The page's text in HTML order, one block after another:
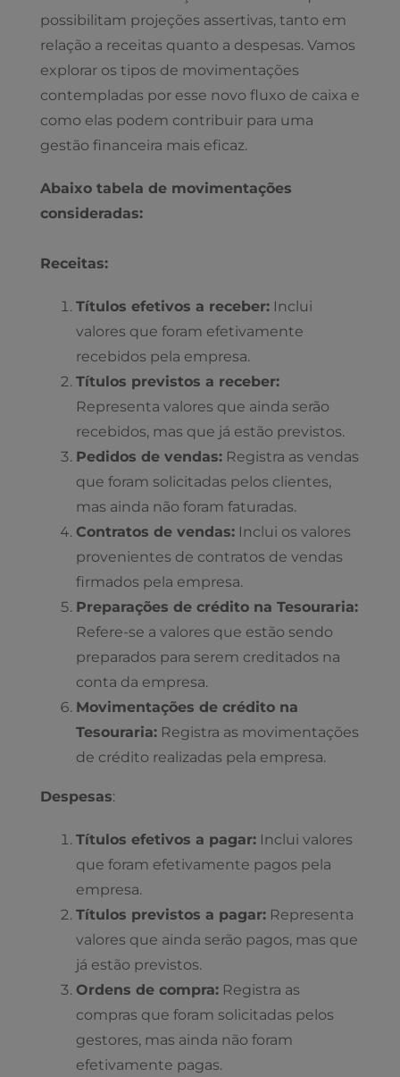
possibilitam projeções assertivas, tanto em
relação a receitas quanto a despesas. Vamos
explorar os tipos de movimentações
contempladas por esse novo fluxo de caixa e
como elas podem contribuir para uma
gestão financeira mais eficaz.
Abaixo tabela de movimentações
consideradas:
Receitas:
Títulos efetivos a receber: Inclui
valores que foram efetivamente
recebidos pela empresa.
Títulos previstos a receber:
Representa valores que ainda serão
recebidos, mas que já estão previstos.
Pedidos de vendas: Registra as vendas
que foram solicitadas pelos clientes,
mas ainda não foram faturadas.
Contratos de vendas: Inclui os valores
provenientes de contratos de vendas
firmados pela empresa.
Preparações de crédito na Tesouraria:
Refere-se a valores que estão sendo
preparados para serem creditados na
conta da empresa.
Movimentações de crédito na
Tesouraria: Registra as movimentações
de crédito realizadas pela empresa.
Despesas:
Títulos efetivos a pagar: Inclui valores
que foram efetivamente pagos pela
empresa.
Títulos previstos a pagar: Representa
valores que ainda serão pagos, mas que
já estão previstos.
Ordens de compra: Registra as
compras que foram solicitadas pelos
gestores, mas ainda não foram
efetivamente pagas.